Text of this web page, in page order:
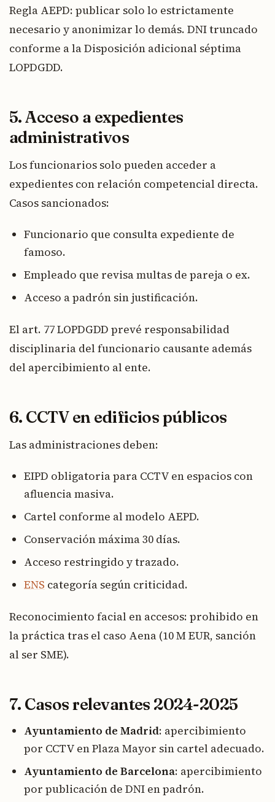
Regla AEPD: publicar solo lo estrictamente
necesario y anonimizar lo demás. DNI truncado
conforme a la Disposición adicional séptima
LOPDGDD.
5. Acceso a expedientes
administrativos
Los funcionarios solo pueden acceder a
expedientes con relación competencial directa.
Casos sancionados:
Funcionario que consulta expediente de
famoso.
Empleado que revisa multas de pareja o ex.
Acceso a padrón sin justificación.
El art. 77 LOPDGDD prevé responsabilidad
disciplinaria del funcionario causante además
del apercibimiento al ente.
6. CCTV en edificios públicos
Las administraciones deben:
EIPD obligatoria para CCTV en espacios con
afluencia masiva.
Cartel conforme al modelo AEPD.
Conservación máxima 30 días.
Acceso restringido y trazado.
ENS categoría según criticidad.
Reconocimiento facial en accesos: prohibido en
la práctica tras el caso Aena (10 M EUR, sanción
al ser SME).
7. Casos relevantes 2024-2025
Ayuntamiento de Madrid: apercibimiento
por CCTV en Plaza Mayor sin cartel adecuado.
Ayuntamiento de Barcelona: apercibimiento
por publicación de DNI en padrón.